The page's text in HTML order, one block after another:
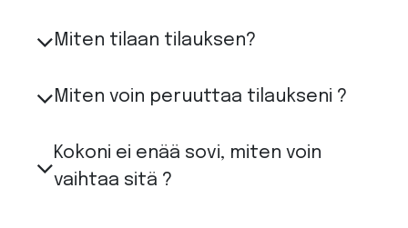
Miten tilaan tilauksen?
Miten voin peruuttaa tilaukseni ?
Kokoni ei enää sovi, miten voin
vaihtaa sitä ?